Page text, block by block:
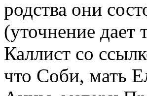
родства они
(уточнение дает
Каллист со
что Соби, мать